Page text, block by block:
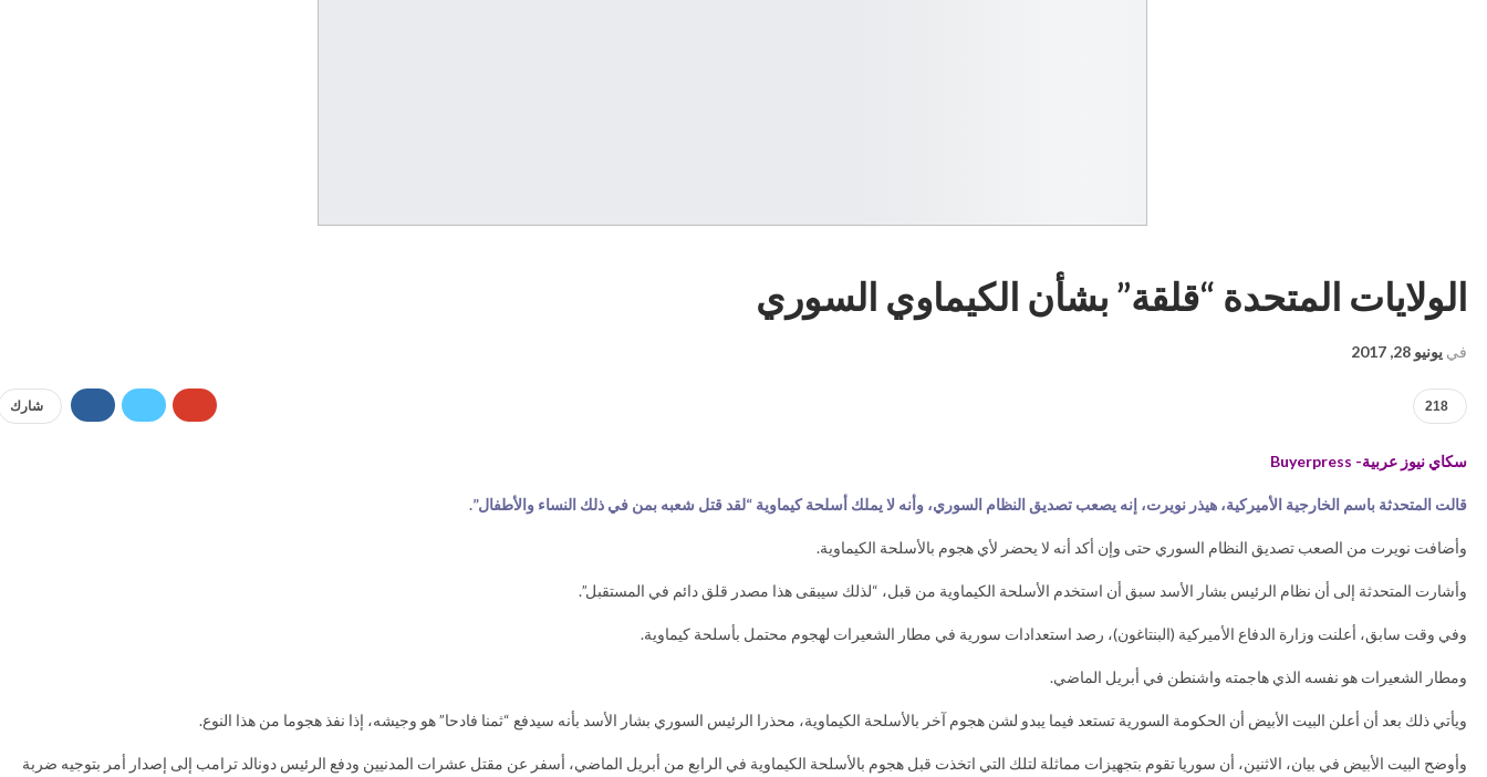
الولايات المتحدة “قلقة” بشأن الكيماوي السوري
في يونيو 28, 2017
218 شارك
سكاي نيوز عربية- Buyerpress
قالت المتحدثة باسم الخارجية الأميركية، هيذر نويرت، إنه يصعب تصديق النظام السوري، وأنه لا يملك أسلحة كيماوية “لقد قتل شعبه بمن في ذلك النساء والأطفال”.
وأضافت نويرت من الصعب تصديق النظام السوري حتى وإن أكد أنه لا يحضر لأي هجوم بالأسلحة الكيماوية.
وأشارت المتحدثة إلى أن نظام الرئيس بشار الأسد سبق أن استخدم الأسلحة الكيماوية من قبل، “لذلك سيبقى هذا مصدر قلق دائم في المستقبل”.
وفي وقت سابق، أعلنت وزارة الدفاع الأميركية (البنتاغون)، رصد استعدادات سورية في مطار الشعيرات لهجوم محتمل بأسلحة كيماوية.
ومطار الشعيرات هو نفسه الذي هاجمته واشنطن في أبريل الماضي.
ويأتي ذلك بعد أن أعلن البيت الأبيض أن الحكومة السورية تستعد فيما يبدو لشن هجوم آخر بالأسلحة الكيماوية، محذرا الرئيس السوري بشار الأسد بأنه سيدفع “ثمنا فادحا” هو وجيشه، إذا نفذ هجوما من هذا النوع.
وأوضح البيت الأبيض في بيان، الاثنين، أن سوريا تقوم بتجهيزات مماثلة لتلك التي اتخذت قبل هجوم بالأسلحة الكيماوية في الرابع من أبريل الماضي، أسفر عن مقتل عشرات المدنيين ودفع الرئيس دونالد ترامب إلى إصدار أمر بتوجيه ضربة